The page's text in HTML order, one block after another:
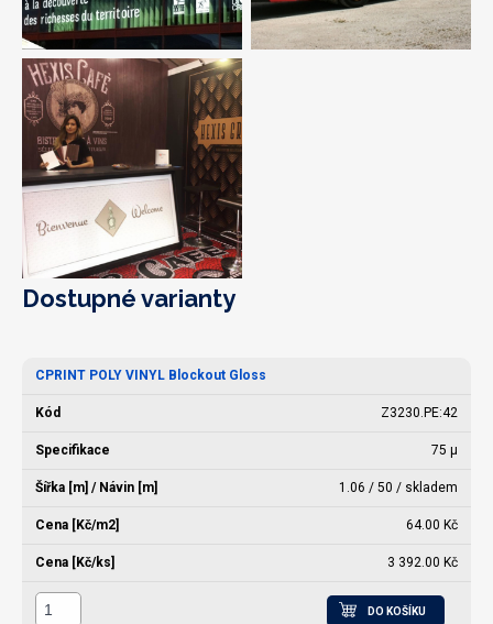
Dostupné varianty
CPRINT POLY VINYL Blockout Gloss
Z3230.PE:42
75 µ
1.06 / 50 / skladem
64.00 Kč
3 392.00 Kč
DO KOŠÍKU